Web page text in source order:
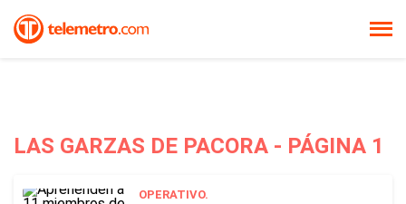
LAS GARZAS DE PACORA - PÁGINA 1
OPERATIVO.